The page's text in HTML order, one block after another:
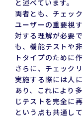
と述べています。
両者とも、チェッ
ユーザーの重要視
対する理解が必要
も、機能テストや
トタイプのために
さらに、チェック
実施する際には人
あり、これにより
じテストを完全に
という点も共通し